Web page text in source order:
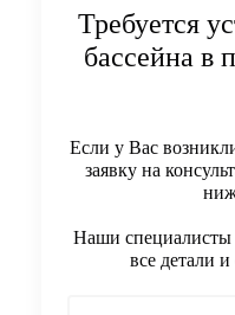
Требуется
бассейна в
Если у Вас
заявку на
Наши специалисты
все детали